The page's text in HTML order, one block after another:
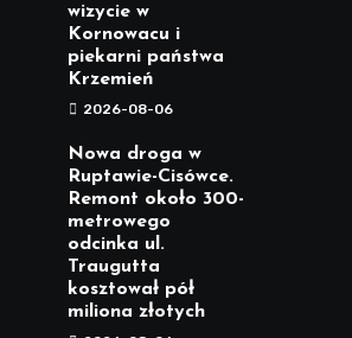
wizycie w
Kornowacu i
piekarni państwa
Krzemień
2026-08-06
Nowa droga w
Ruptawie-Cisówce.
Remont około 300-
metrowego
odcinka ul.
Traugutta
kosztował pół
miliona złotych